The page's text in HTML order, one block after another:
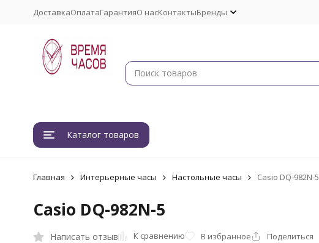
ДоставкаОплатаГарантияО насКонтактыБренды
Каталог товаров
Главная Интерьерные часы Настольные часы Casio DQ-982N-5
Casio DQ-982N-5
Написать отзыв К сравнению В избранное Поделиться